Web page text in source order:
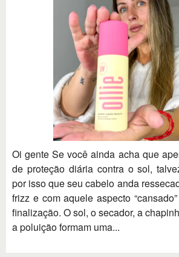
Oi gente Se você ainda acha que
de proteção diária contra o sol,
por isso que seu cabelo anda
frizz e com aquele aspecto
finalização. O sol, o secador, a
a poluição formam uma...